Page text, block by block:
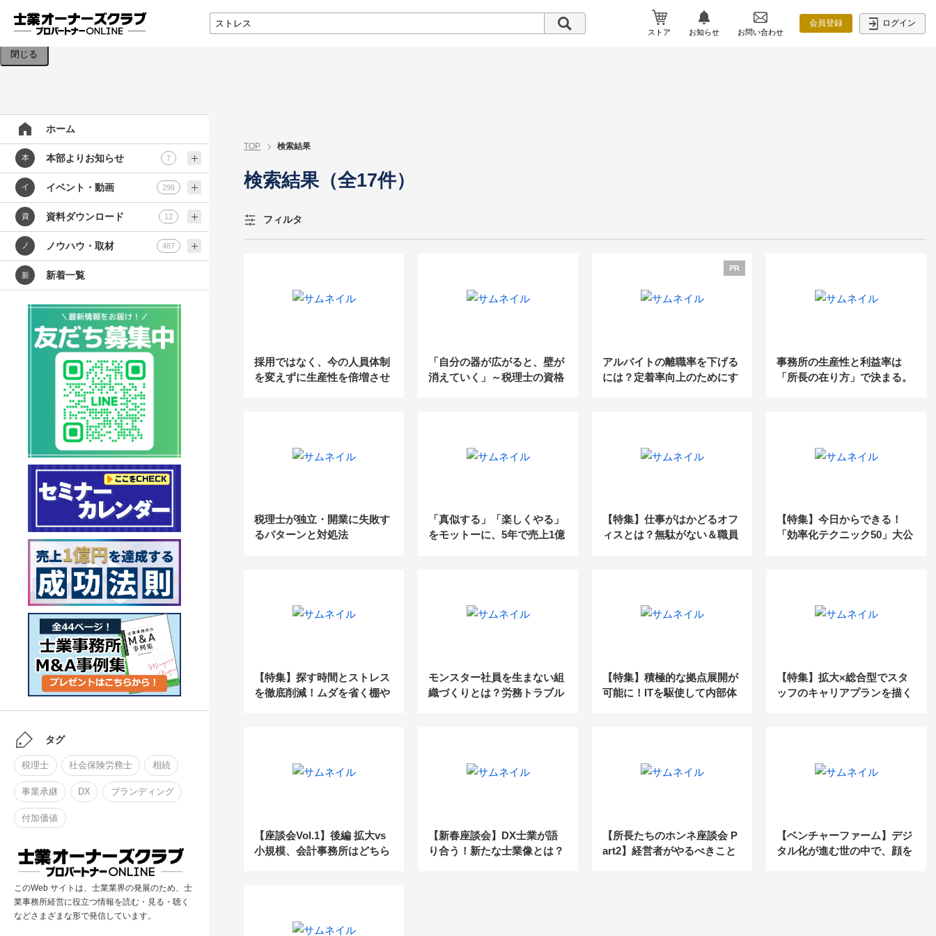
ストア お知らせ お問い合わせ
会員登録 ログイン
検索条件を入力してください。
閉じる
ホーム
本 本部よりお知らせ 7
イ イベント・動画 298
資 資料ダウンロード 12
ノ ノウハウ・取材 487
新 新着一覧
タグ
税理士 社会保険労務士 相続
事業承継 DX ブランディング
付加価値
このWeb サイトは、士業業界の発展のため、士
業事務所経営に役立つ情報を読む・見る・聴く
などさまざまな形で発信しています。
TOP 検索結果
検索結果（全17件）
フィルタ
採用ではなく、今の人員体制
を変えずに生産性を倍増させ
「自分の器が広がると、壁が
消えていく」～税理士の資格
PR
アルバイトの離職率を下げる
には？定着率向上のためにす
事務所の生産性と利益率は
「所長の在り方」で決まる。
税理士が独立・開業に失敗す
るパターンと対処法
「真似する」「楽しくやる」
をモットーに、5年で売上1億
【特集】仕事がはかどるオフ
ィスとは？無駄がない＆職員
【特集】今日からできる！
「効率化テクニック50」大公
【特集】探す時間とストレス
を徹底削減！ムダを省く棚や
モンスター社員を生まない組
織づくりとは？労務トラブル
【特集】積極的な拠点展開が
可能に！ITを駆使して内部体
【特集】拡大×総合型でスタ
ッフのキャリアプランを描く
【座談会Vol.1】後編 拡大vs
小規模、会計事務所はどちら
【新春座談会】DX士業が語
り合う！新たな士業像とは？
【所長たちのホンネ座談会 P
art2】経営者がやるべきこと
【ベンチャーファーム】デジ
タル化が進む世の中で、顔を